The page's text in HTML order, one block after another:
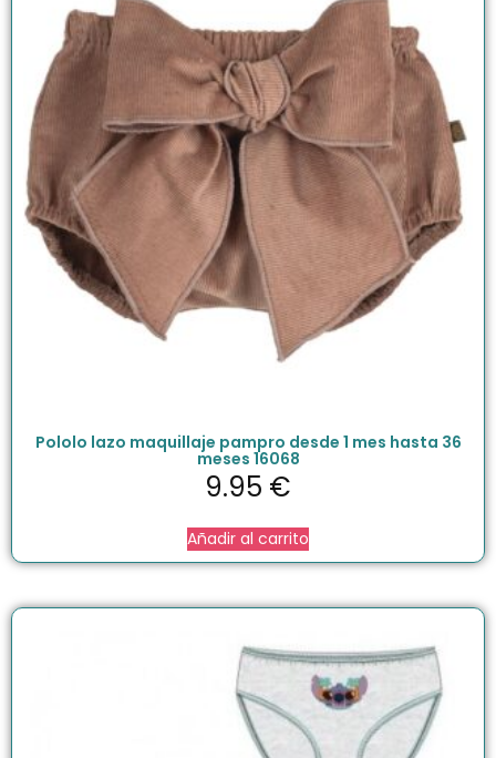
Pololo lazo maquillaje pampro desde 1 mes hasta 36
meses 16068
9.95 €
Añadir al carrito